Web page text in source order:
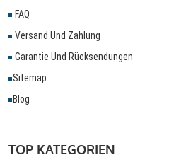
FAQ
Versand Und Zahlung
Garantie Und Rücksendungen
Sitemap
Blog
TOP KATEGORIEN